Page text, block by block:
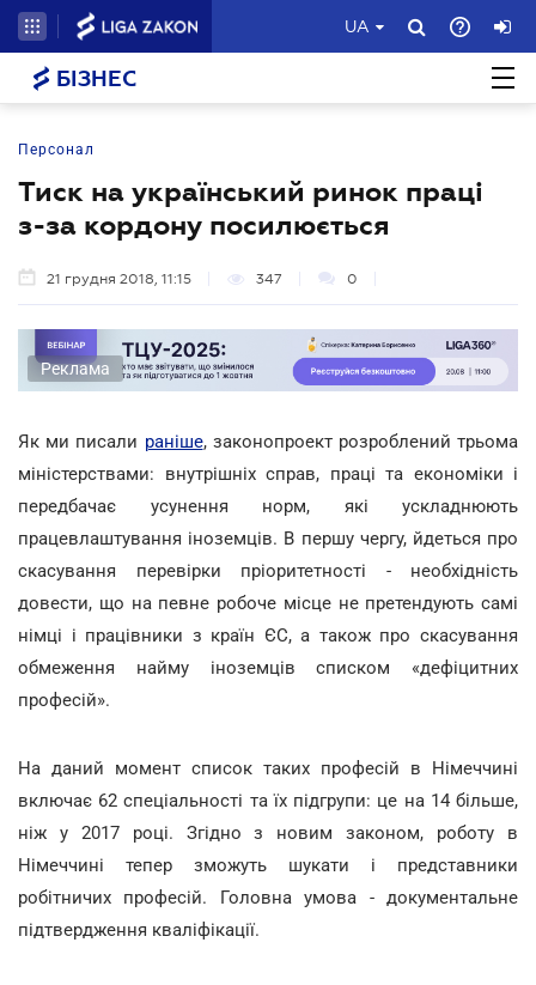
UA
БІЗНЕС
Персонал
Тиск на український ринок праці
з-за кордону посилюється
21 грудня 2018, 11:15 347 0
Реклама
Як ми писали раніше, законопроект розроблений трьома
міністерствами: внутрішніх справ, праці та економіки і
передбачає усунення норм, які ускладнюють
працевлаштування іноземців. В першу чергу, йдеться про
скасування перевірки пріоритетності - необхідність
довести, що на певне робоче місце не претендують самі
німці і працівники з країн ЄС, а також про скасування
обмеження найму іноземців списком «дефіцитних
професій».
На даний момент список таких професій в Німеччині
включає 62 спеціальності та їх підгрупи: це на 14 більше,
ніж у 2017 році. Згідно з новим законом, роботу в
Німеччині тепер зможуть шукати і представники
робітничих професій. Головна умова - документальне
підтвердження кваліфікації.